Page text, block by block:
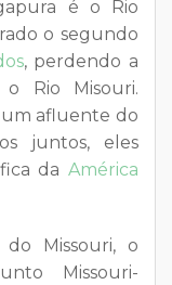
é o Rio
o segundo
, perdendo a
o Rio Misouri.
afluente do
juntos, eles
da América
Missouri, o
Missouri-